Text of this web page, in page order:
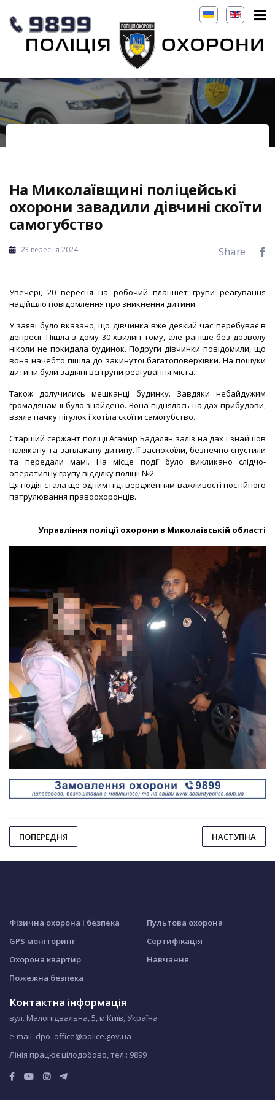
На Миколаївщині поліцейські
охорони завадили дівчині скоїти
самогубство
23 вересня 2024 Share
Увечері, 20 вересня на робочий планшет групи реагування
надійшло повідомлення про зникнення дитини.
У заяві було вказано, що дівчинка вже деякий час перебуває в
депресії. Пішла з дому 30 хвилин тому, але раніше без дозволу
ніколи не покидала будинок. Подруги дівчинки повідомили, що
вона начебто пішла до закинутої багатоповерхівки. На пошуки
дитини були задіяні всі групи реагування міста.
Також долучились мешканці будинку. Завдяки небайдужим
громадянам її було знайдено. Вона піднялась на дах прибудови,
взяла пачку пігулок і хотіла скоїти самогубство.
Старший сержант поліції Агамир Бадалян заліз на дах і знайшов
налякану та заплакану дитину. Її заспокоїли, безпечно спустили
та передали мамі. На місце події було викликано слідчо-
оперативну групу відділку поліції №2.
Ця подія стала ще одним підтвердженням важливості постійного
патрулювання правоохоронців.
Управління поліції охорони в Миколаївській області
ПОПЕРЕДНЯ НАСТУПНА
Фізична охорона і безпека
GPS моніторинг
Охорона квартир
Пожежна безпека
Пультова охорона
Сертифікація
Навчання
Контактна інформація
вул. Малопідвальна, 5, м.Київ, Україна
e-mail: dpo_office@police.gov.ua
Лінія працює цілодобово, тел.: 9899